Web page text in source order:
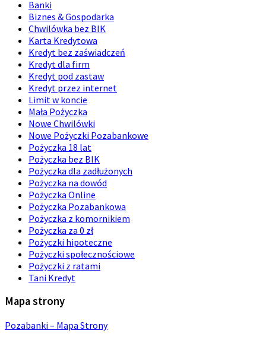
Banki
Biznes & Gospodarka
Chwilówka bez BIK
Karta Kredytowa
Kredyt bez zaświadczeń
Kredyt dla firm
Kredyt pod zastaw
Kredyt przez internet
Limit w koncie
Mała Pożyczka
Nowe Chwilówki
Nowe Pożyczki Pozabankowe
Pożyczka 18 lat
Pożyczka bez BIK
Pożyczka dla zadłużonych
Pożyczka na dowód
Pożyczka Online
Pożyczka Pozabankowa
Pożyczka z komornikiem
Pożyczka za 0 zł
Pożyczki hipoteczne
Pożyczki społecznościowe
Pożyczki z ratami
Tani Kredyt
Mapa strony
Pozabanki – Mapa Strony